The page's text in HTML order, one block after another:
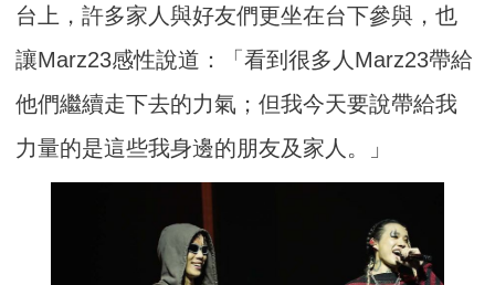
台上，許多家人與好友們更坐在台下參與，也
讓Marz23感性說道：「看到很多人Marz23帶給
他們繼續走下去的力氣；但我今天要說帶給我
力量的是這些我身邊的朋友及家人。」